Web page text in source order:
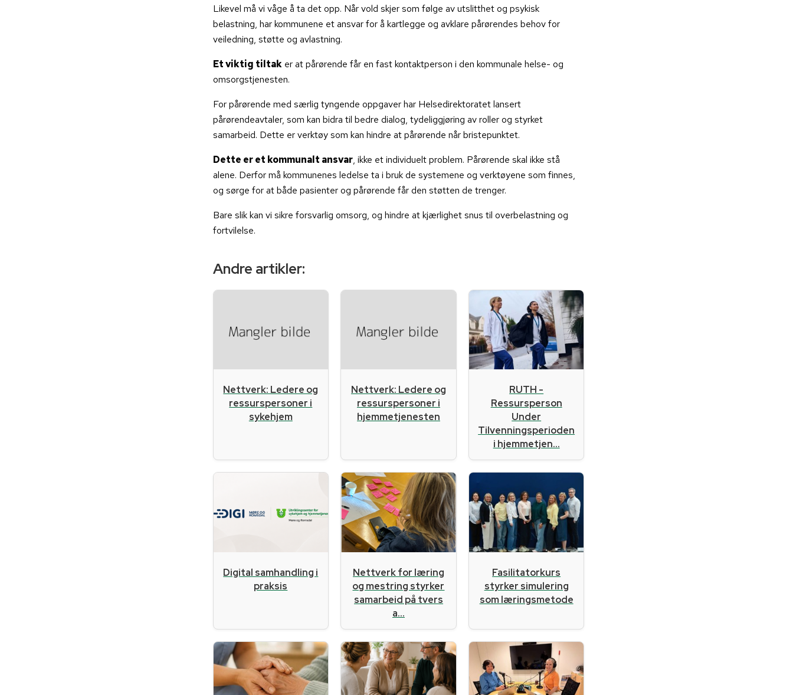
Likevel må vi våge å ta det opp. Når vold skjer som følge av utslitthet og psykisk
belastning, har kommunene et ansvar for å kartlegge og avklare pårørendes behov for
veiledning, støtte og avlastning.
Et viktig tiltaker at pårørende får en fast kontaktperson i den kommunale helse- og
omsorgstjenesten.
For pårørende med særlig tyngende oppgaver har Helsedirektoratet lansert
pårørendeavtaler, som kan bidra til bedre dialog, tydeliggjøring av roller og styrket
samarbeid. Dette er verktøy som kan hindre at pårørende når bristepunktet.
Dette er et kommunalt ansvar, ikke et individuelt problem. Pårørende skal ikke stå
alene. Derfor må kommunenes ledelse ta i bruk de systemene og verktøyene som finnes,
og sørge for at både pasienter og pårørende får den støtten de trenger.
Bare slik kan vi sikre forsvarlig omsorg, og hindre at kjærlighet snus til overbelastning og
fortvilelse.
Andre artikler:
Nettverk: Ledere og
ressurspersoner i
sykehjem
Nettverk: Ledere og
ressurspersoner i
hjemmetjenesten
RUTH -
Ressursperson
Under
Tilvenningsperioden
i hjemmetjen...
Digital samhandling i
praksis
Nettverk for læring
og mestring styrker
samarbeid på tvers
a...
Fasilitatorkurs
styrker simulering
som læringsmetode